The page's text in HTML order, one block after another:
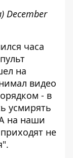
December
часа
на
видео
- в
усмирять
на наши
не